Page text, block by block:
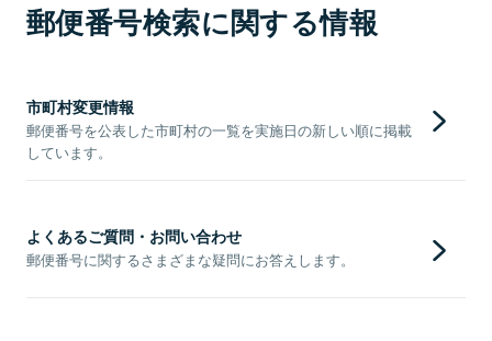
郵便番号検索に関する情報
市町村変更情報
郵便番号を公表した市町村の一覧を実施日の新しい順に掲載
しています。
よくあるご質問・お問い合わせ
郵便番号に関するさまざまな疑問にお答えします。